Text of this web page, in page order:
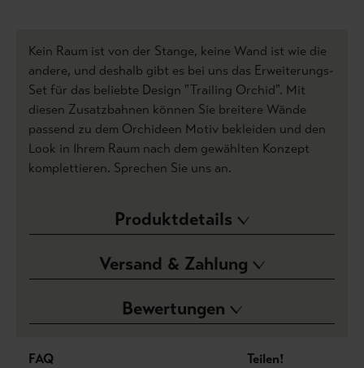
Kein Raum ist von der Stange, keine Wand ist wie die
andere, und deshalb gibt es bei uns das Erweiterungs-
Set für das beliebte Design "Trailing Orchid". Mit
diesen Zusatzbahnen können Sie breitere Wände
passend zu dem Orchideen Motiv bekleiden und den
Look in Ihrem Raum nach dem gewählten Konzept
komplettieren. Sprechen Sie uns an.
Produktdetails
Versand & Zahlung
Bewertungen
FAQ Teilen!